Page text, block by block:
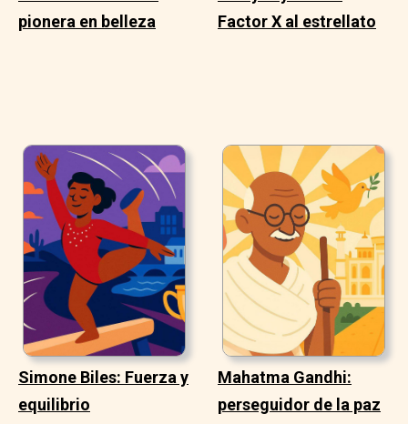
pionera en belleza
Factor X al estrellato
Simone Biles: Fuerza y
equilibrio
Mahatma Gandhi:
perseguidor de la paz